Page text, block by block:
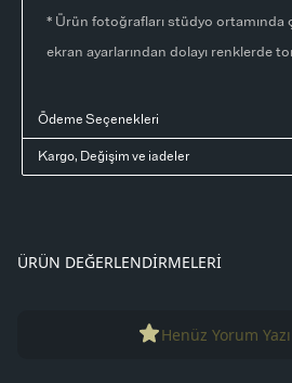
* Ürün fotoğrafları stüdyo ortamında
ekran ayarlarından dolayı renklerde
Ödeme Seçenekleri
Kargo, Değişim ve iadeler
ÜRÜN DEĞERLENDIRMELERI
Henüz Yorum